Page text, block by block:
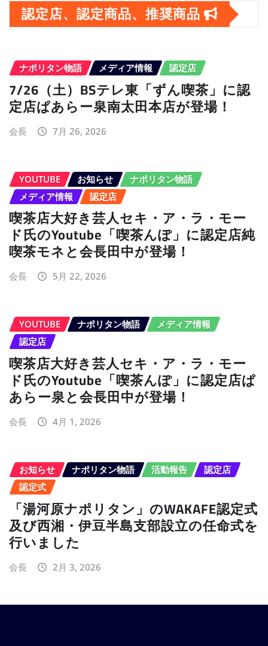
認定店、認定商品、推奨商品
ナポリタン物語 メディア情報 認定店
7/26（土）BSテレ東「ずん喫茶」に認
定店ぱあらー泉南太田本店が登場！
会長 7月 26, 2026
YOUTUBE お知らせ
ナポリタン物語
メディア情報
認定店
喫茶店大好き芸人セキ・ア・ラ・モー
ド氏のYoutube「喫茶んぽ」に認定店純
喫茶モネと会長田中が登場！
会長 5月 22, 2026
YOUTUBE ナポリタン物語
メディア情報
認定店
喫茶店大好き芸人セキ・ア・ラ・モー
ド氏のYoutube「喫茶んぽ」に認定店ぱ
あらー泉と会長田中が登場！
会長 4月 1, 2026
お知らせ ナポリタン物語 活動報告
認定店
認定式
「湯河原ナポリタン」のWAKAFE認定式
及び西湘・伊豆半島支部設立の任命式を
行いました
会長 2月 3, 2026